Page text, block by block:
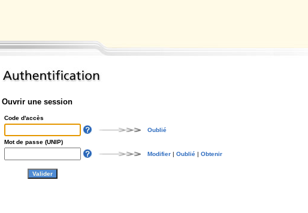
Ouvrir une session
Code d'accès
Oublié
Mot de passe (UNIP)
Modifier | Oublié | Obtenir